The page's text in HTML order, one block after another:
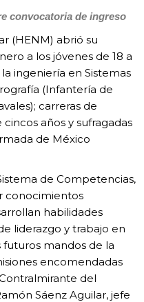
convocatoria de ingreso
(HENM) abrió su
a los jóvenes de 18 a
ingeniería en Sistemas
(Infantería de
carreras de
años y sufragadas
de México
de Competencias,
conocimientos
habilidades
liderazgo y trabajo en
futuros mandos de la
encomendadas
del
Sáenz Aguilar, jefe